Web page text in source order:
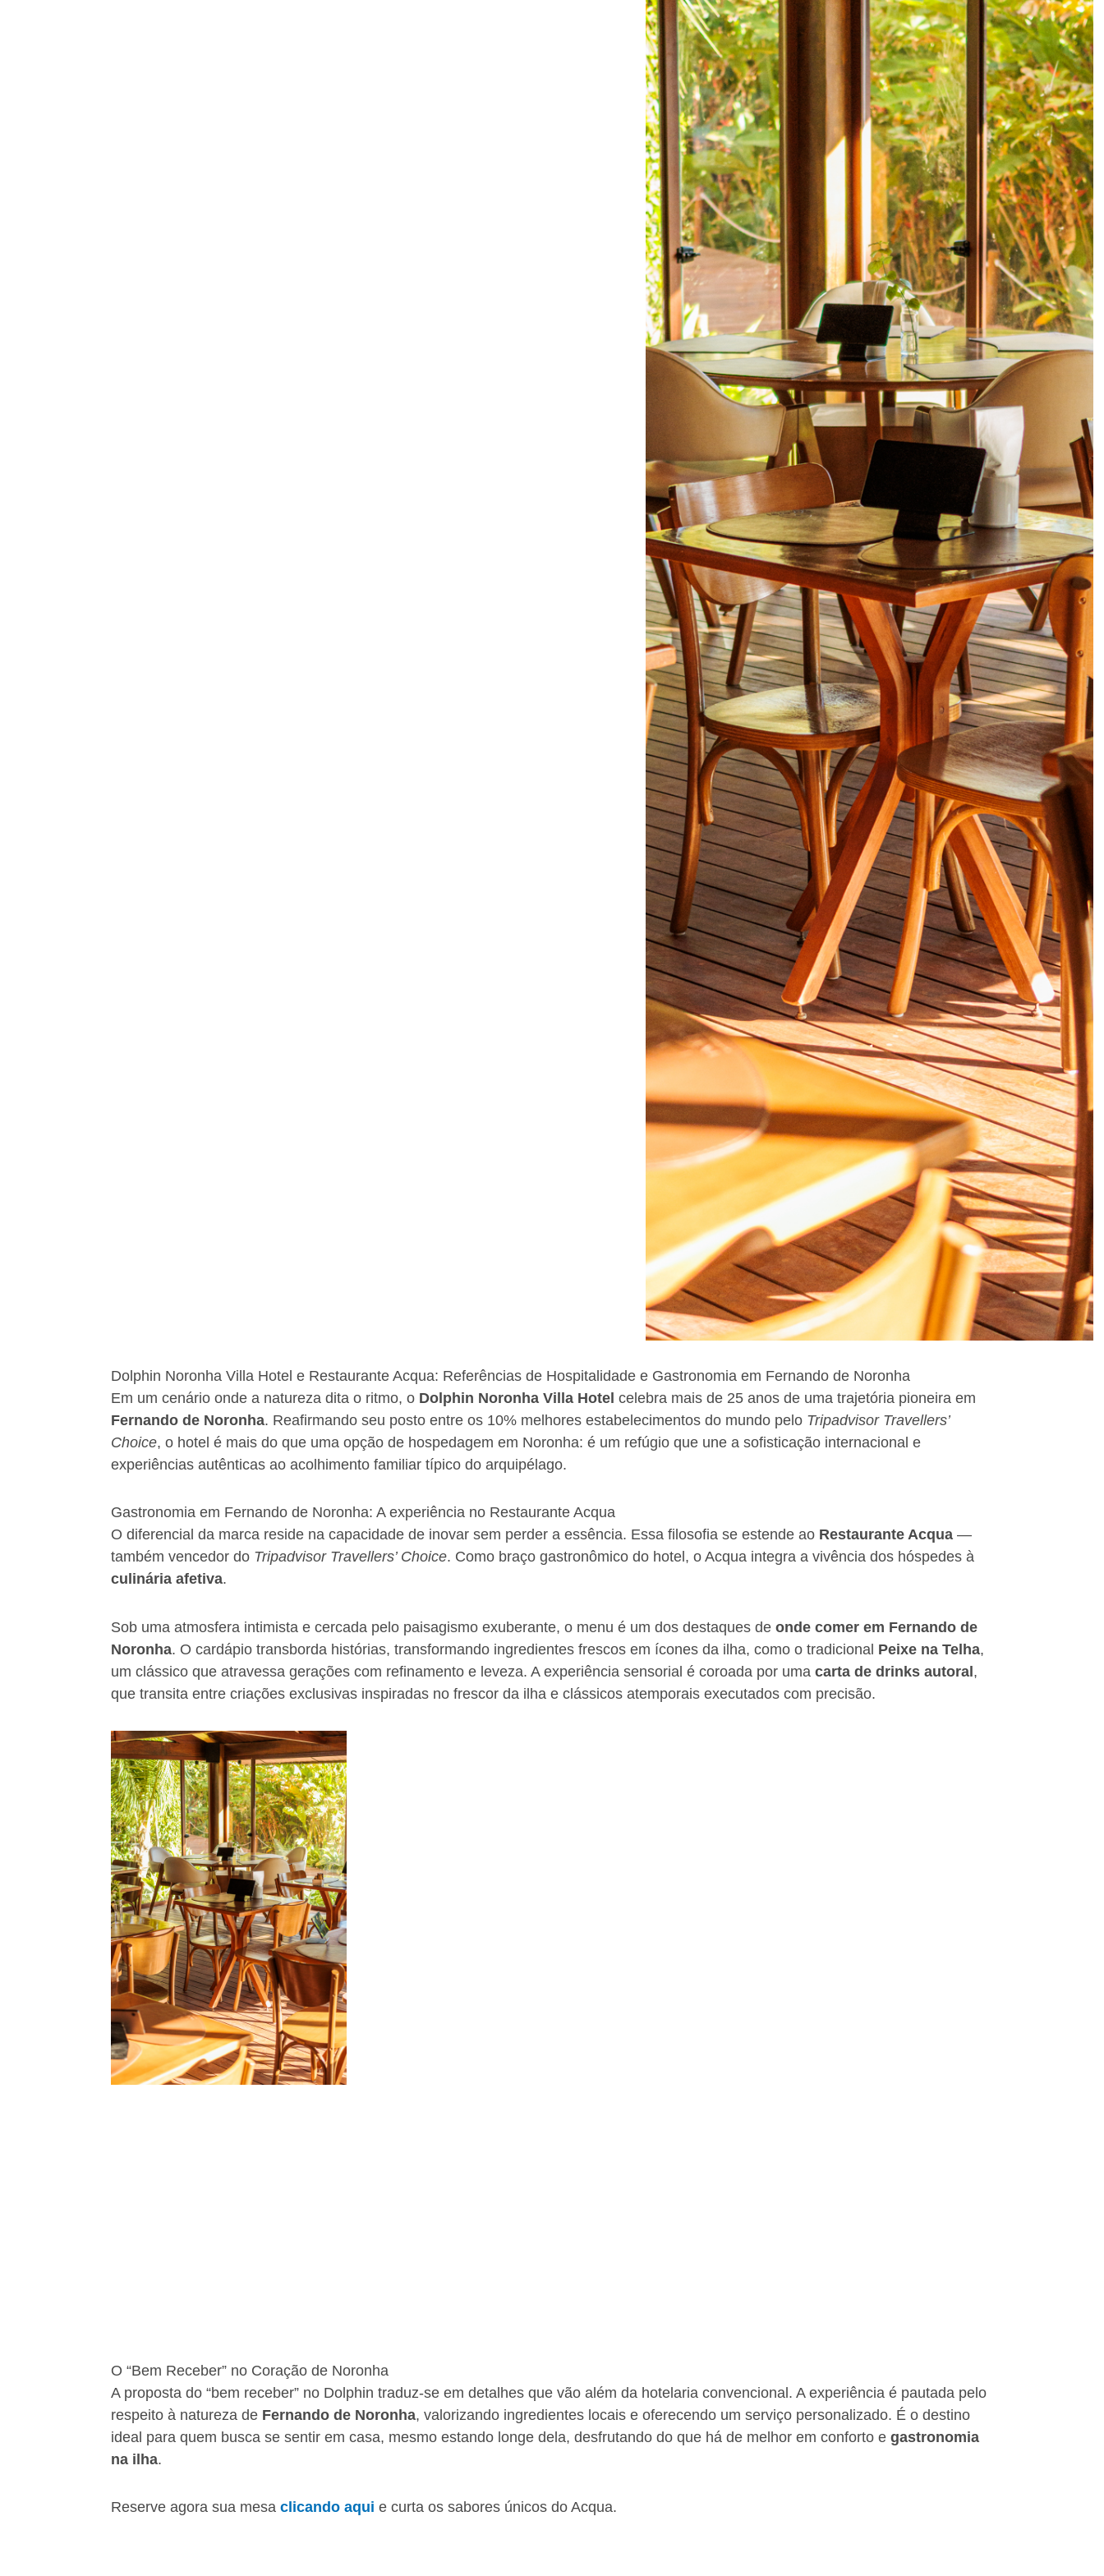
Dolphin Noronha Villa Hotel e Restaurante Acqua: Referências de Hospitalidade e Gastronomia em Fernando de Noronha
Em um cenário onde a natureza dita o ritmo, o Dolphin Noronha Villa Hotel celebra mais de 25 anos de uma trajetória pioneira em
Fernando de Noronha. Reafirmando seu posto entre os 10% melhores estabelecimentos do mundo pelo Tripadvisor Travellers’
Choice, o hotel é mais do que uma opção de hospedagem em Noronha: é um refúgio que une a sofisticação internacional e
experiências autênticas ao acolhimento familiar típico do arquipélago.
Gastronomia em Fernando de Noronha: A experiência no Restaurante Acqua
O diferencial da marca reside na capacidade de inovar sem perder a essência. Essa filosofia se estende ao Restaurante Acqua —
também vencedor do Tripadvisor Travellers’ Choice. Como braço gastronômico do hotel, o Acqua integra a vivência dos hóspedes à
culinária afetiva.
Sob uma atmosfera intimista e cercada pelo paisagismo exuberante, o menu é um dos destaques de onde comer em Fernando de
Noronha. O cardápio transborda histórias, transformando ingredientes frescos em ícones da ilha, como o tradicional Peixe na Telha,
um clássico que atravessa gerações com refinamento e leveza. A experiência sensorial é coroada por uma carta de drinks autoral,
que transita entre criações exclusivas inspiradas no frescor da ilha e clássicos atemporais executados com precisão.
O “Bem Receber” no Coração de Noronha
A proposta do “bem receber” no Dolphin traduz-se em detalhes que vão além da hotelaria convencional. A experiência é pautada pelo
respeito à natureza de Fernando de Noronha, valorizando ingredientes locais e oferecendo um serviço personalizado. É o destino
ideal para quem busca se sentir em casa, mesmo estando longe dela, desfrutando do que há de melhor em conforto e gastronomia
na ilha.
Reserve agora sua mesa clicando aqui e curta os sabores únicos do Acqua.